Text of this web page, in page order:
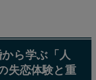
ら学ぶ「人
失恋体験と重